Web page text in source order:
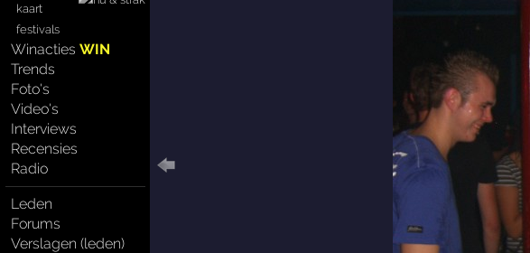
kaart
festivals
WinactiesWIN
Trends
Foto's
Video's
Interviews
Recensies
Radio
Leden
Forums
Verslagen (leden)